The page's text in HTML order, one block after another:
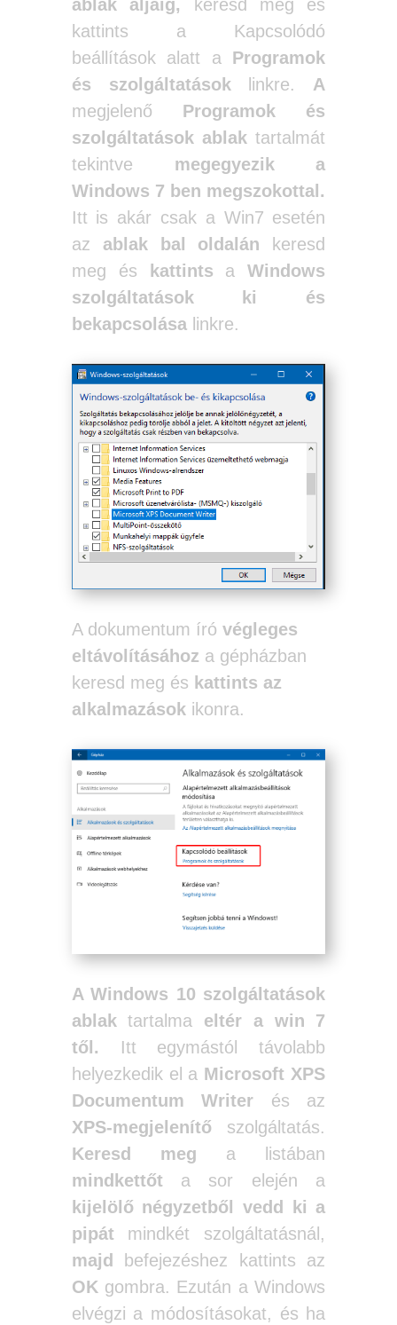
ablak aljáig, keresd meg és
kattints a Kapcsolódó
beállítások alatt a Programok
és szolgáltatásoklinkre. A
megjelenő Programok és
szolgáltatások ablak tartalmát
tekintve megegyezik a
Windows 7 ben megszokottal.
Itt is akár csak a Win7 esetén
az ablak bal oldalán keresd
meg és
kattints aWindows
szolgáltatások ki és
bekapcsolásalinkre.
A dokumentum író végleges
eltávolításához a gépházban
keresd meg és kattints az
alkalmazásokikonra.
A Windows 10 szolgáltatások
ablaktartalma eltér a win 7
től. Itt egymástól távolabb
helyezkedik el a Microsoft XPS
Documentum Writer és az
XPS-megjelenítőszolgáltatás.
Keresd meg a listában
mindkettőta sor elején a
kijelölő négyzetből vedd ki a
pipátmindkét szolgáltatásnál,
majd
befejezéshez kattints az
OK gombra. Ezután a Windows
elvégzi a módosításokat, és ha